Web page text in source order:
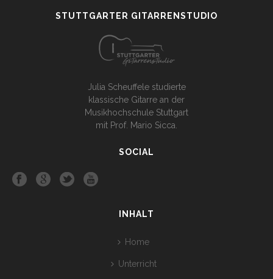
STUTTGARTER GITARRENSTUDIO
Julia Scheuffele studierte
klassische Gitarre an der
Musikhochschule Stuttgart
mit Prof. Mario Sicca.
SOCIAL
INHALT
Home
Unterricht